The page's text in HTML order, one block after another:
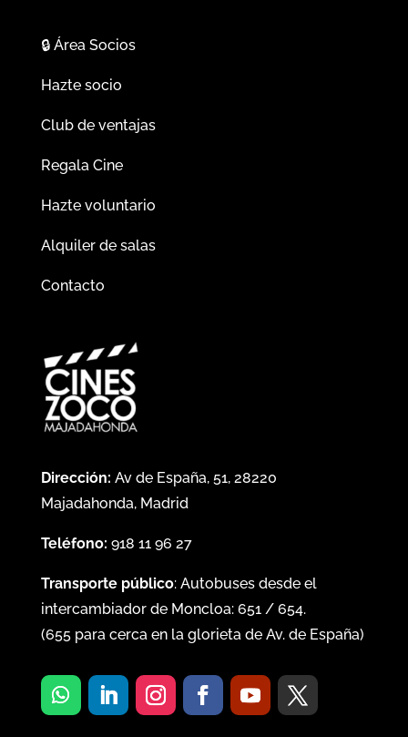
🔒Área Socios
Hazte socio
Club de ventajas
Regala Cine
Hazte voluntario
Alquiler de salas
Contacto
Dirección: Av de España, 51, 28220
Majadahonda, Madrid
Teléfono: 918 11 96 27
Transporte público: Autobuses desde el
intercambiador de Moncloa: 651/ 654.
(655para cerca en la glorieta de Av. de España)